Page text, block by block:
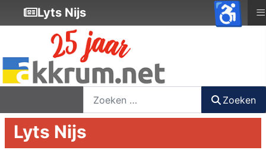
Zoeken
Lyts Nijs
Lyts Nijs ≡
♿